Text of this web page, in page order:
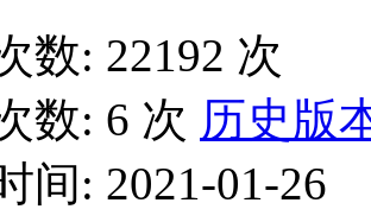
数: 22192 次
数: 6 次 历史版
间: 2021-01-26